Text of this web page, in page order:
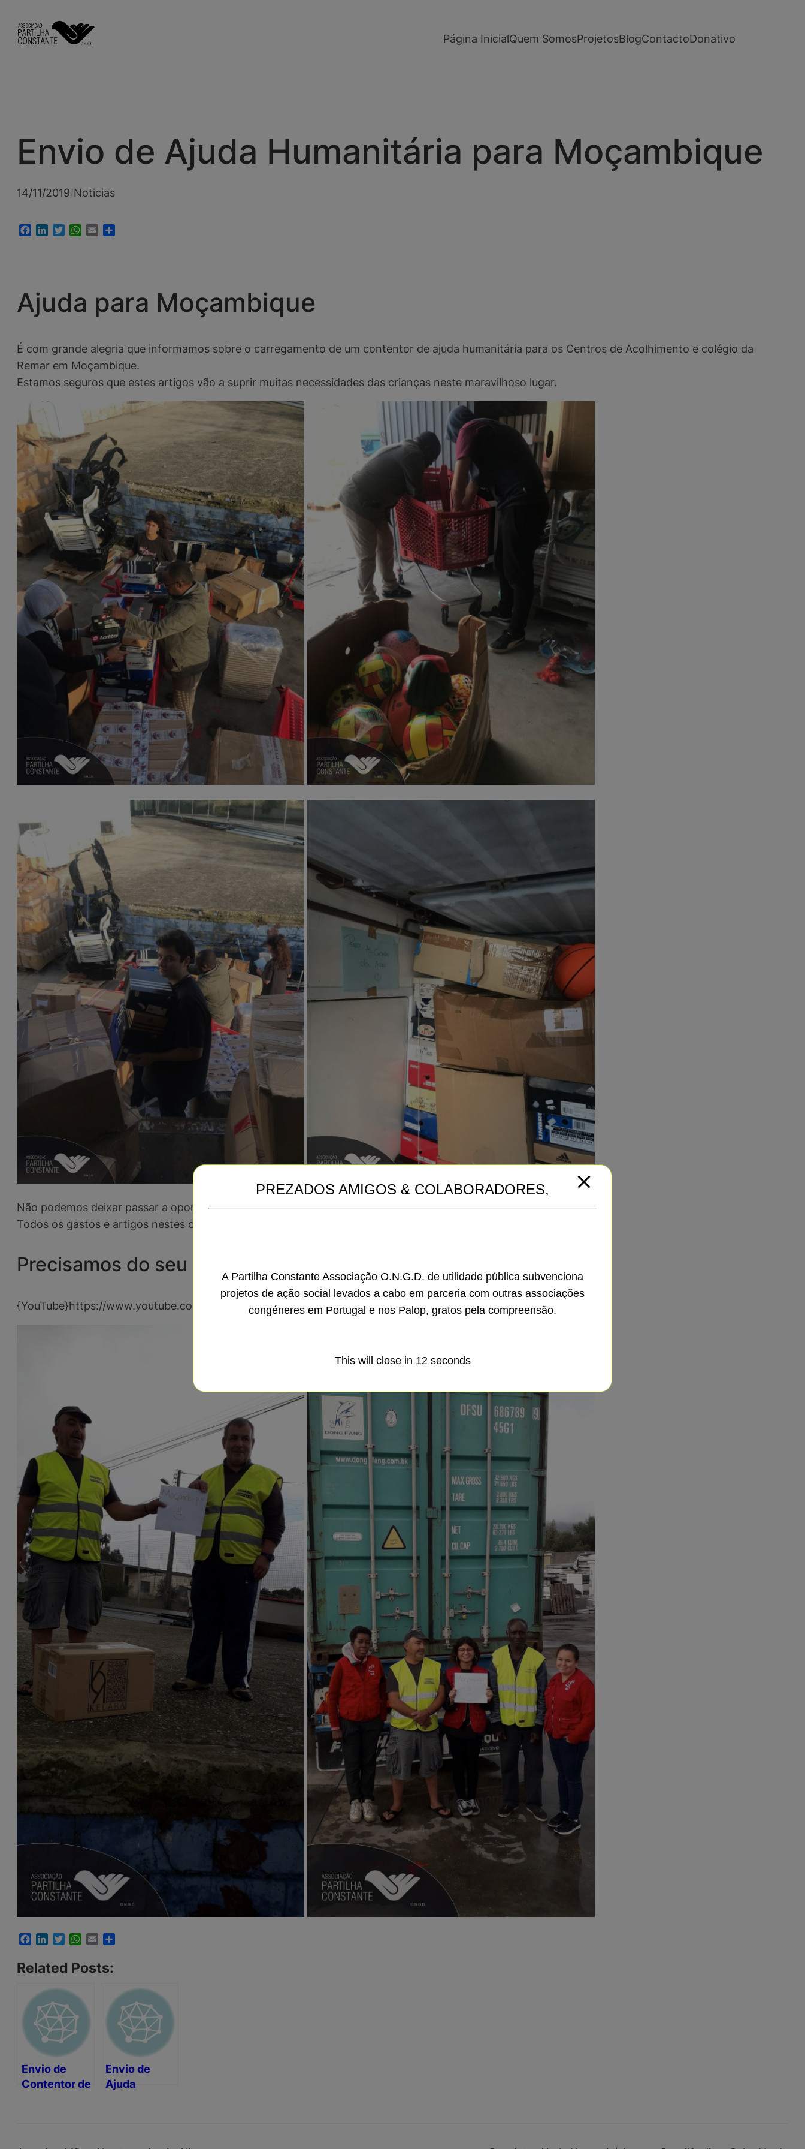
para
Página InicialQuem SomosProjetosBlogContactoDonativo
Envio de Ajuda Humanitária para Moçambique
14/11/2019/Noticias
Facebook
LinkedInTwitterWhatsApp
Email
Ajuda para Moçambique
É com grande alegria que informamos sobre o carregamento de um contentor de ajuda humanitária para os Centros de Acolhimento e colégio da
Remar em Moçambique.
Estamos seguros que estes artigos vão a suprir muitas necessidades das crianças neste maravilhoso lugar.
Não podemos deixar passar a oportunidade de convida-lo a participar neste e noutros projetos de apoio.
Todos os gastos e artigos nestes contentores são da inteira responsabilidade nossa e da Remar Portugal.
Precisamos do seu apoio!
{YouTube}https://www.youtube.com/watch?v=33ippZQs3ng{/youtube}
Facebook
LinkedInTwitterWhatsApp
Email
Related Posts:
Envio de
Contentor de
Envio de
Ajuda
PREZADOS AMIGOS & COLABORADORES,
A Partilha Constante Associação O.N.G.D. de utilidade pública subvenciona
projetos de ação social levados a cabo em parceria com outras associações
congéneres em Portugal e nos Palop, gratos pela compreensão.
This will close in 11seconds